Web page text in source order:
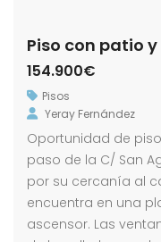
Piso con patio
154.900€
Pisos
Yeray Fernández
Oportunidad de
paso de la C/ San
por su cercanía al
encuentra en una
ascensor. Las